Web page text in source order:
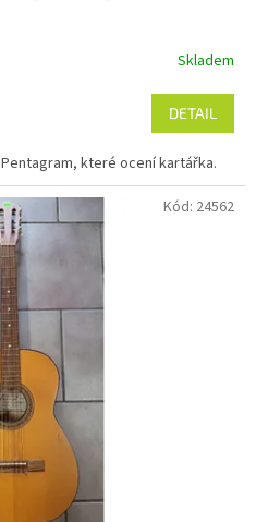
Skladem
DETAIL
které ocení kartářka.
Kód: 24562